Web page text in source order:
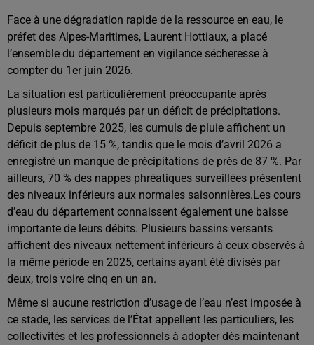
Face à une dégradation rapide de la ressource en eau, le
préfet des Alpes-Maritimes, Laurent Hottiaux, a placé
l’ensemble du département en vigilance sécheresse à
compter du 1er juin 2026.
La situation est particulièrement préoccupante après
plusieurs mois marqués par un déficit de précipitations.
Depuis septembre 2025, les cumuls de pluie affichent un
déficit de plus de 15 %, tandis que le mois d’avril 2026 a
enregistré un manque de précipitations de près de 87 %. Par
ailleurs, 70 % des nappes phréatiques surveillées présentent
des niveaux inférieurs aux normales saisonnières.Les cours
d’eau du département connaissent également une baisse
importante de leurs débits. Plusieurs bassins versants
affichent des niveaux nettement inférieurs à ceux observés à
la même période en 2025, certains ayant été divisés par
deux, trois voire cinq en un an.
Même si aucune restriction d’usage de l’eau n’est imposée à
ce stade, les services de l’État appellent les particuliers, les
collectivités et les professionnels à adopter dès maintenant